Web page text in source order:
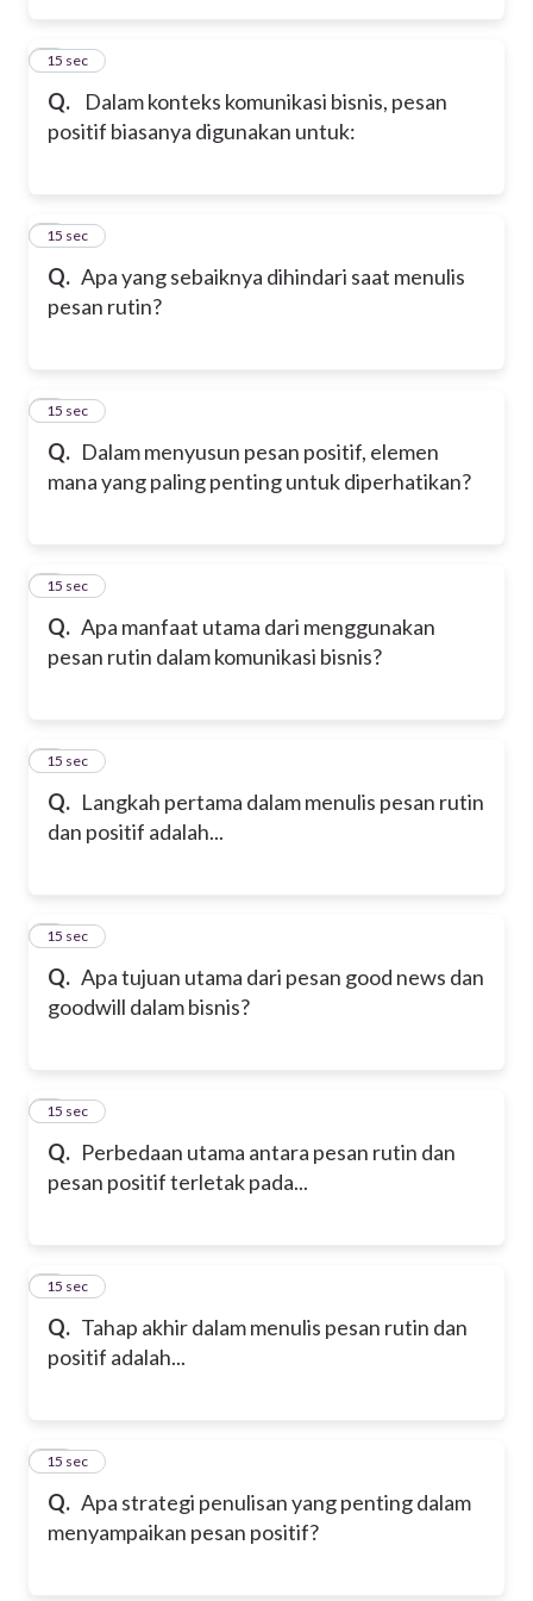
Q.
Dalam konteks komunikasi bisnis, pesan
positif biasanya digunakan untuk:
215 sec
Q. Apa yang sebaiknya dihindari saat menulis
pesan rutin?
315 sec
Q. Dalam menyusun pesan positif, elemen
mana yang paling penting untuk diperhatikan?
415 sec
Q. Apa manfaat utama dari menggunakan
pesan rutin dalam komunikasi bisnis?
515 sec
Q. Langkah pertama dalam menulis pesan rutin
dan positif adalah...
615 sec
Q. Apa tujuan utama dari pesan good news dan
goodwill dalam bisnis?
715 sec
Q. Perbedaan utama antara pesan rutin dan
pesan positif terletak pada...
815 sec
Q. Tahap akhir dalam menulis pesan rutin dan
positif adalah...
915 sec
Q. Apa strategi penulisan yang penting dalam
menyampaikan pesan positif?
10
15 sec